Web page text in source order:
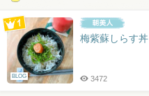
BLOG
梅紫蘇しらす丼
3472